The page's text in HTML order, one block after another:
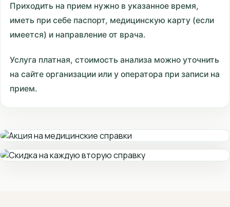
Приходить на прием нужно в указанное время,
иметь при себе паспорт, медицинскую карту (если
имеется) и направление от врача.
Услуга платная, стоимость анализа можно уточнить
на сайте организации или у оператора при записи на
прием.